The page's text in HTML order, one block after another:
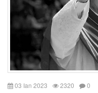
03 Ian 2023 2320 0